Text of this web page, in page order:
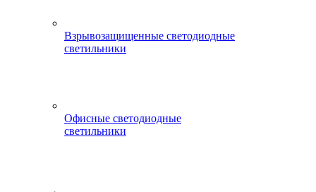
Взрывозащищенные светодиодные
светильники
Офисные светодиодные
светильники